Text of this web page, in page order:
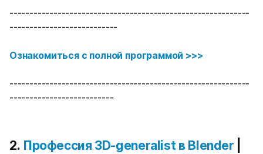
------------------------------------------------------------
---------------------------
Ознакомиться с полной программой >>>
------------------------------------------------------------
--------------------------
2. Профессия 3D-generalist в Blender